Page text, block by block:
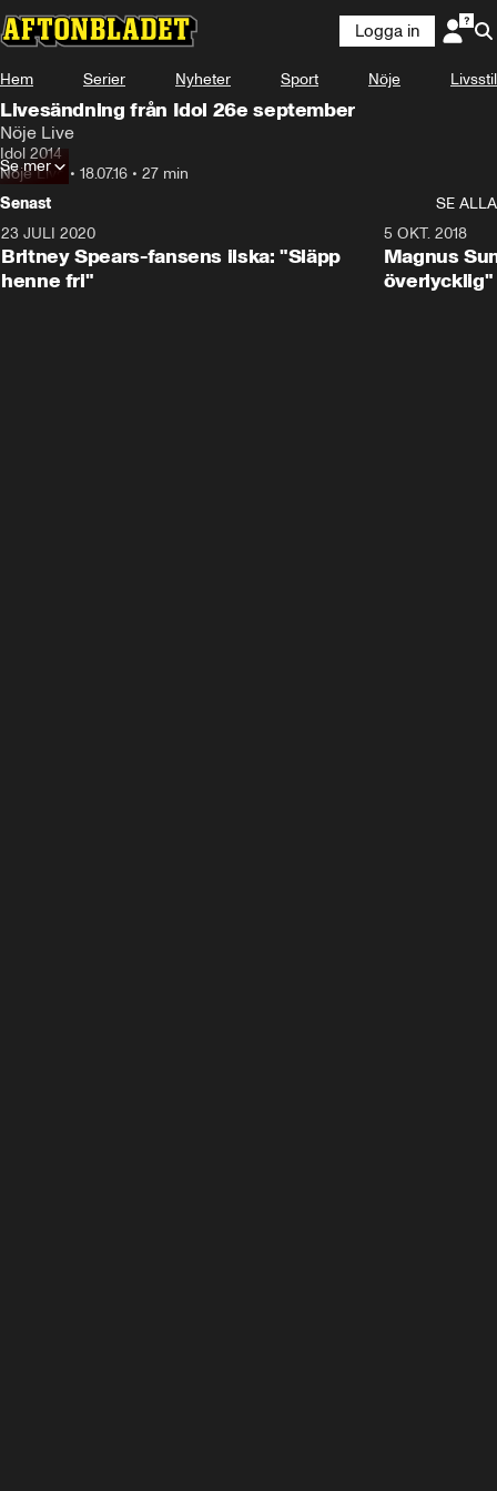
Logga in
Hem Serier Nyheter Sport Nöje Livsstil
Livesändning från Idol 26e september
Nöje Live
Idol 2014
Nöje Live • 18.07.16 • 27 min
Se mer
Senast
SE ALLA
23 JULI 2020
Britney Spears-fansens ilska: "Släpp
henne fri"
5 OKT. 2018
Magnus
överlycklig"